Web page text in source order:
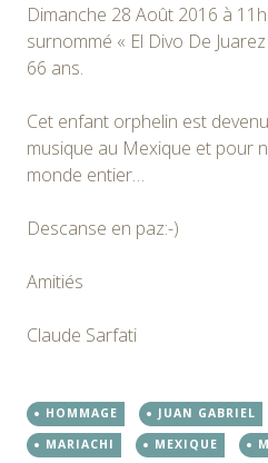
Dimanche 28 Août 2016 à
surnommé « El Divo De
66 ans.
Cet enfant orphelin est
musique au Mexique et pour
monde entier…
Descanse en paz:-)
Amitiés
Claude Sarfati
HOMMAGE JUAN GABRIEL
MARIACHI
MEXIQUE